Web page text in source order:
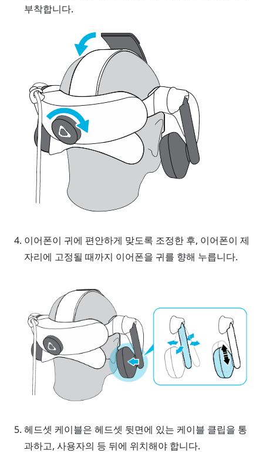
부착합니다.
이어폰이 귀에 편안하게 맞도록 조정한 후, 이어폰이 제
자리에 고정될 때까지 이어폰을 귀를 향해 누릅니다.
헤드셋 케이블은 헤드셋 뒷면에 있는 케이블 클립을 통
과하고, 사용자의 등 뒤에 위치해야 합니다.